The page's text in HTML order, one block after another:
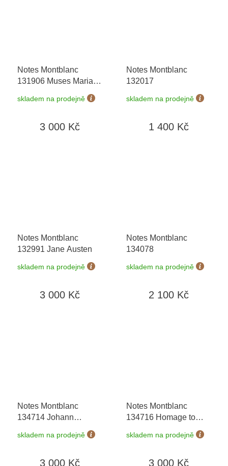
Notes Montblanc
131906 Muses Maria
výměny do 90 dní
skladem na prodejně
3 000 Kč
Notes Montblanc
132017
skladem na prodejně
1 400 Kč
Notes Montblanc
132991 Jane Austen
skladem na prodejně
3 000 Kč
Notes Montblanc
134078
skladem na prodejně
2 100 Kč
Notes Montblanc
134714 Johann
Wolfgang von Goethe
skladem na prodejně
3 000 Kč
Notes Montblanc
134716 Homage to
skladem na prodejně
3 000 Kč